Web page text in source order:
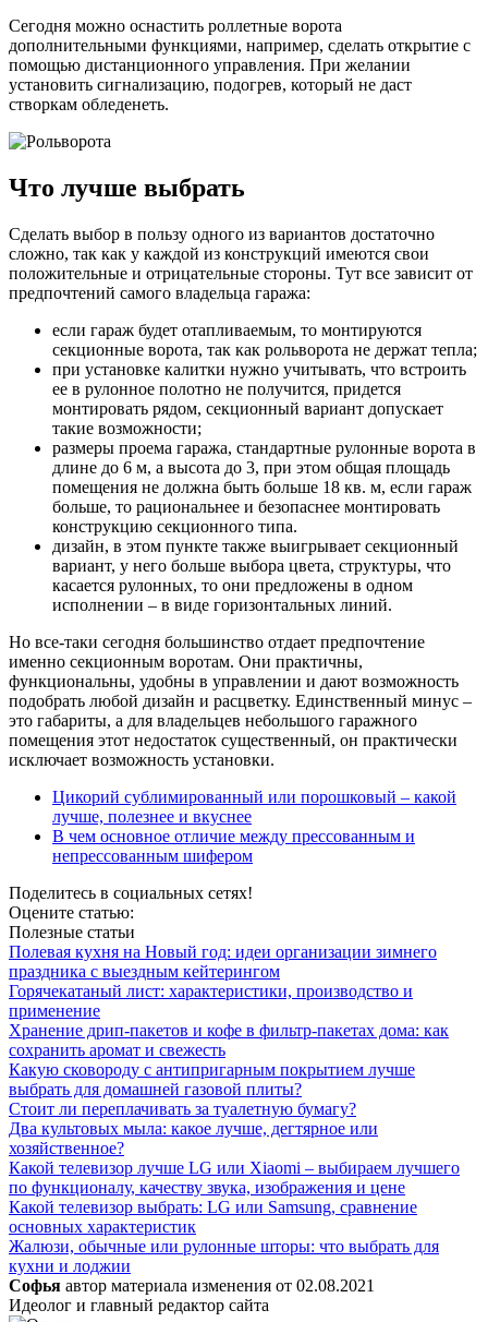
Сегодня можно оснастить роллетные ворота
дополнительными функциями, например, сделать открытие с
помощью дистанционного управления. При желании
установить сигнализацию, подогрев, который не даст
створкам обледенеть.
Что лучше выбрать
Сделать выбор в пользу одного из вариантов достаточно
сложно, так как у каждой из конструкций имеются свои
положительные и отрицательные стороны. Тут все зависит от
предпочтений самого владельца гаража:
если гараж будет отапливаемым, то монтируются
секционные ворота, так как рольворота не держат тепла;
при установке калитки нужно учитывать, что встроить
ее в рулонное полотно не получится, придется
монтировать рядом, секционный вариант допускает
такие возможности;
размеры проема гаража, стандартные рулонные ворота в
длине до 6 м, а высота до 3, при этом общая площадь
помещения не должна быть больше 18 кв. м, если гараж
больше, то рациональнее и безопаснее монтировать
конструкцию секционного типа.
дизайн, в этом пункте также выигрывает секционный
вариант, у него больше выбора цвета, структуры, что
касается рулонных, то они предложены в одном
исполнении – в виде горизонтальных линий.
Но все-таки сегодня большинство отдает предпочтение
именно секционным воротам. Они практичны,
функциональны, удобны в управлении и дают возможность
подобрать любой дизайн и расцветку. Единственный минус –
это габариты, а для владельцев небольшого гаражного
помещения этот недостаток существенный, он практически
исключает возможность установки.
Цикорий сублимированный или порошковый – какой
лучше, полезнее и вкуснее
В чем основное отличие между прессованным и
непрессованным шифером
Поделитесь в социальных сетях!
Оцените статью:
Полезные статьи
Полевая кухня на Новый год: идеи организации зимнего
праздника с выездным кейтерингом
Горячекатаный лист: характеристики, производство и
применение
Хранение дрип-пакетов и кофе в фильтр-пакетах дома: как
сохранить аромат и свежесть
Какую сковороду с антипригарным покрытием лучше
выбрать для домашней газовой плиты?
Стоит ли переплачивать за туалетную бумагу?
Два культовых мыла: какое лучше, дегтярное или
хозяйственное?
Какой телевизор лучше LG или Xiaomi – выбираем лучшего
по функционалу, качеству звука, изображения и цене
Какой телевизор выбрать: LG или Samsung, сравнение
основных характеристик
Жалюзи, обычные или рулонные шторы: что выбрать для
кухни и лоджии
Софья автор материала изменения от 02.08.2021
Идеолог и главный редактор сайта